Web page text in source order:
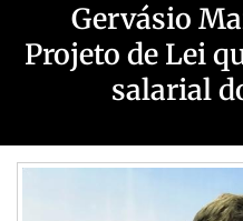
Gervásio
Projeto de Lei
salarial